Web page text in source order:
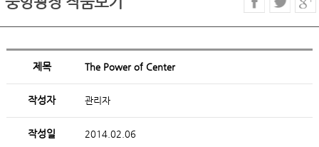
제목 The Power of Center
작성자 관리자
작성일 2014.02.06